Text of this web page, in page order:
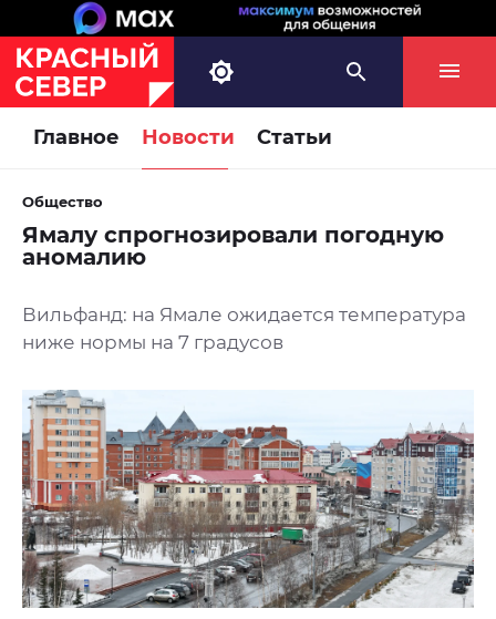
Главное Новости Статьи
Общество
Ямалу спрогнозировали погодную
аномалию
Вильфанд: на Ямале ожидается температура
ниже нормы на 7 градусов